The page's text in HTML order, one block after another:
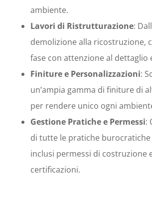
ambiente.
Lavori di Ristrutturazione:
demolizione alla ricostruzione,
fase con attenzione al dettaglio
Finiture e Personalizzazioni:
un’ampia gamma di finiture di
per rendere unico ogni
Gestione Pratiche e Permessi:
di tutte le pratiche burocratiche
inclusi permessi di costruzione
certificazioni.